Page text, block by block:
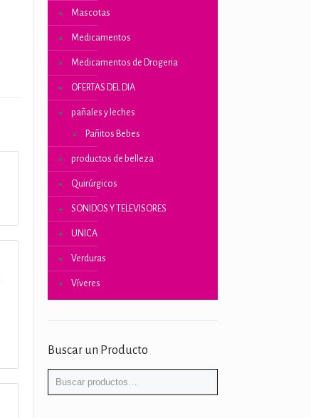
Mascotas
Medicamentos
Medicamentos de Drogeria
OFERTAS DEL DIA
pañales y leches
Pañitos Bebes
productos de belleza
Quirúrgicos
SONIDOS Y TELEVISORES
UNICA
Verduras
Víveres
Buscar un Producto